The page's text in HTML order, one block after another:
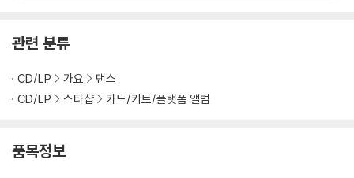
관련 분류
CD/LP 가요
댄스
CD/LP
스타샵 카드/키트/플랫폼 앨범
품목정보